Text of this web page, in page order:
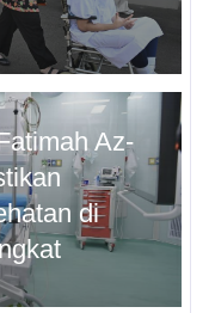
Az-
di